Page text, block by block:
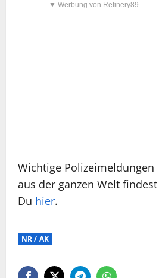
▼ Werbung von Refinery89
Wichtige Polizeimeldungen
aus der ganzen Welt findest
Du hier.
NR / AK